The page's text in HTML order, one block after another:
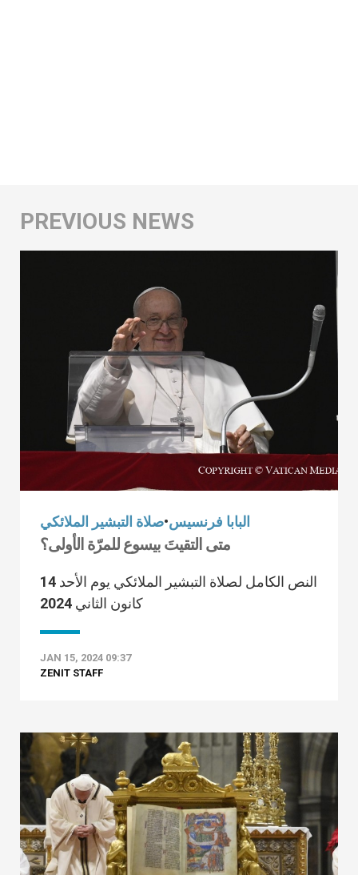
البابا فرنسيس•صلاة التبشير الملائكي
متى التقيتَ بيسوع للمرّة الأولى؟
النص الكامل لصلاة التبشير الملائكي يوم الأحد 14
كانون الثاني 2024
JAN 15, 2024 09:37
ZENIT STAFF